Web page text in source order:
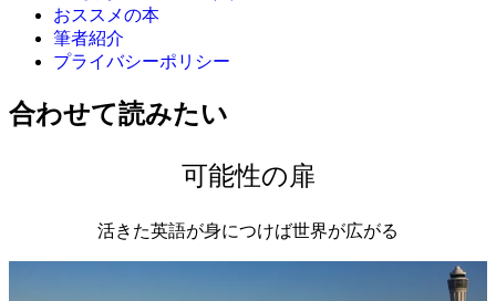
おススメの本
筆者紹介
プライバシーポリシー
合わせて読みたい
可能性の扉
活きた英語が身につけば世界が広がる